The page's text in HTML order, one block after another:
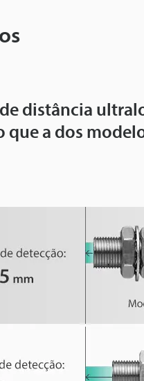
distância
que a dos